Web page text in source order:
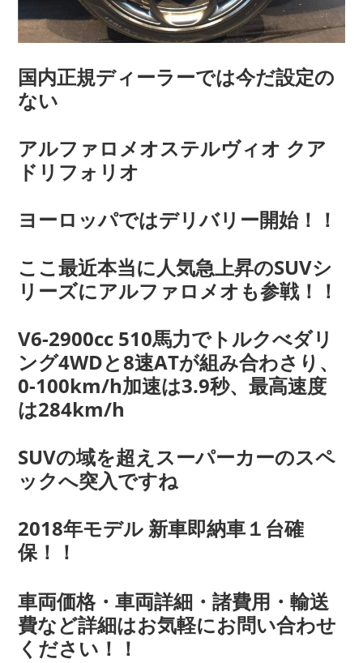
国内正規ディーラーでは今だ設定の
ない
アルファロメオステルヴィオ クア
ドリフォリオ
ヨーロッパではデリバリー開始！！
ここ最近本当に人気急上昇のSUVシ
リーズにアルファロメオも参戦！！
V6-2900cc 510馬力でトルクべダリ
ング4WDと8速ATが組み合わさり、
0-100km/h加速は3.9秒、最高速度
は284km/h
SUVの域を超えスーパーカーのスペ
ックへ突入ですね
2018年モデル 新車即納車１台確
保！！
車両価格・車両詳細・諸費用・輸送
費など詳細はお気軽にお問い合わせ
ください！！